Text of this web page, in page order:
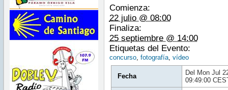
Comienza:
22 julio @ 08:00
Finaliza:
25 septiembre @ 14:00
Etiquetas del Evento:
concurso, fotografía, vídeo
Fecha
Del Mon Jul
09:49:00